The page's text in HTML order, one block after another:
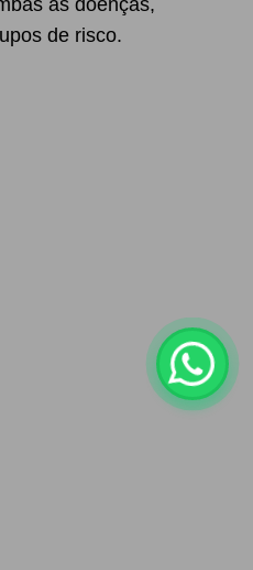
as doenças,
de risco.